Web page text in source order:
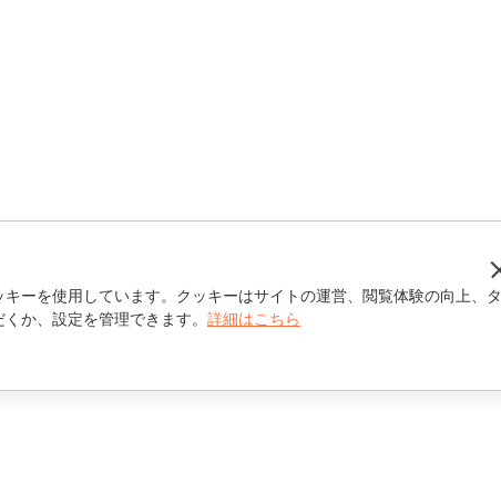
ーを使用しています。クッキーはサイトの運営、閲覧体験の向上、タ
か、設定を管理できます。 詳細はこちら